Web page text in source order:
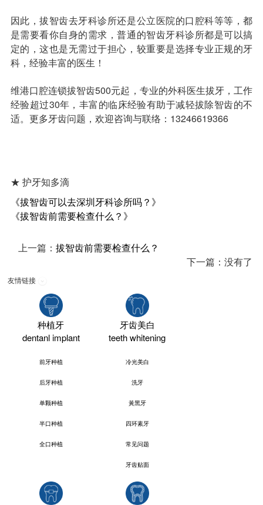
因此，拔智齿去牙科诊所还是公立医院的口腔科等等，都
是需要看你自身的需求，普通的智齿牙科诊所都是可以搞
定的，这也是无需过于担心，较重要是选择专业正规的牙
科，经验丰富的医生！
维港口腔连锁拔智齿500元起，专业的外科医生拔牙，工作
经验超过30年，丰富的临床经验有助于减轻拔除智齿的不
适。更多牙齿问题，欢迎咨询与联络：13246619366
★ 护牙知多滴
《拔智齿可以去深圳牙科诊所吗？》
《拔智齿前需要检查什么？》
上一篇： 拔智齿前需要检查什么？
下一篇：没有了
友情链接
种植牙
dentanl implant
前牙种植
后牙种植
单颗种植
半口种植
全口种植
牙齿美白
teeth whitening
冷光美白
洗牙
黃黑牙
四环素牙
常见问题
牙齿贴面